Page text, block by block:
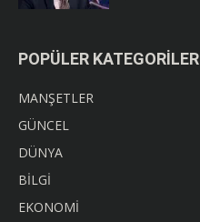
POPÜLER KATEGORİLER
MANŞETLER
GÜNCEL
DÜNYA
BİLGİ
EKONOMİ